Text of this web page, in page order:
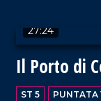
27:24
Il Porto di
ST 5 PUNTATA